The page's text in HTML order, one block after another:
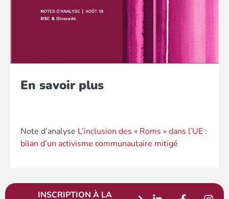
En savoir plus
Note d’analyse L’inclusion des « Roms » dans l’UE :
bilan d’un activisme communautaire mitigé
INSCRIPTION À LA